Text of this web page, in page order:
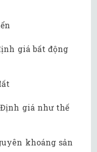
giá bất động
giá như thế
khoáng sản